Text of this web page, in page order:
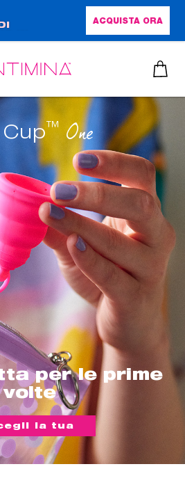
ACQUISTA ORA
per le prime
volte
™One
la tua